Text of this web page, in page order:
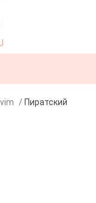
/ Пиратский